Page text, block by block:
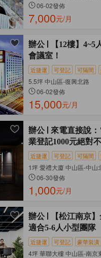
06-02發佈
7,000元/月
辦公
【12樓】
會議室！
近捷運 可登記 可隔間
5.5坪 中山區-復興北路
06-02發佈
15,000元/月
辦公
來電直接說
業登記1000元絕對
近捷運 可登記 可隔間
1坪 愛禮大廈 中山區-中山
06-30發佈
1,000元/月
辦公
【松江南京
適合5-6人小型團隊
近捷運 可登記 豪華裝潢
4坪 華聯大樓 中山區-南京